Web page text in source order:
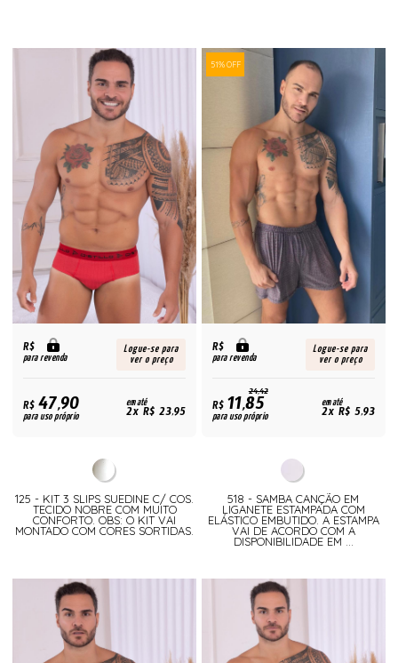
R$
para revenda
Logue-se para
ver o preço
R$47,90
para uso próprio
em até
2x R$ 23,95
125 - KIT 3 SLIPS SUEDINE C/ COS.
TECIDO NOBRE COM MUITO
CONFORTO. OBS: O KIT VAI
MONTADO COM CORES SORTIDAS.
51% OFF
R$
para revenda
Logue-se para
ver o preço
24,42
R$11,85
para uso próprio
em até
2x R$ 5,93
518 - SAMBA CANÇÃO EM
LIGANETE ESTAMPADA COM
ELÁSTICO EMBUTIDO. A ESTAMPA
VAI DE ACORDO COM A
DISPONIBILIDADE EM ...